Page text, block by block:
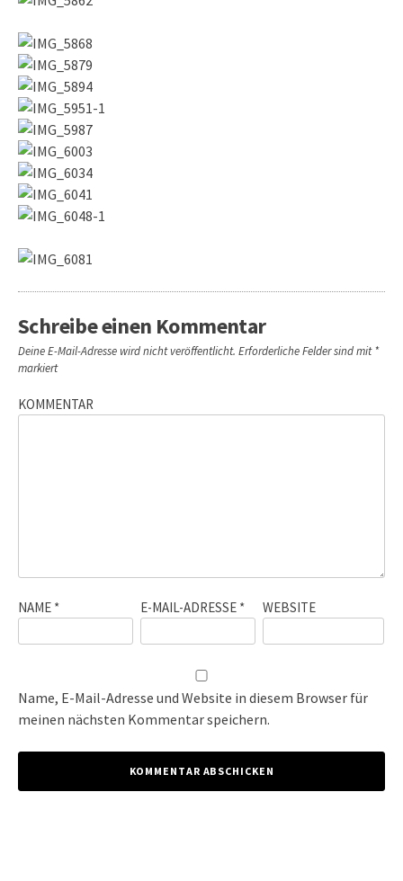
Schreibe einen Kommentar
Deine E-Mail-Adresse wird nicht veröffentlicht. Erforderliche Felder sind mit*
markiert
KOMMENTAR
NAME * E-MAIL-ADRESSE * WEBSITE
Name, E-Mail-Adresse und Website in diesem Browser für
meinen nächsten Kommentar speichern.